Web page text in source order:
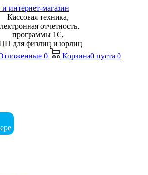
Кассовая техника,
отчетность,
программы 1С,
для физлиц и юрлиц
0 Корзина0 пуста 0